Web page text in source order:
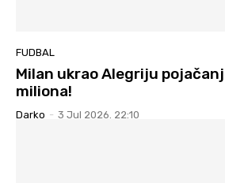
FUDBAL
Milan ukrao Alegriju
miliona!
Darko - 3 Jul 2026. 22:10